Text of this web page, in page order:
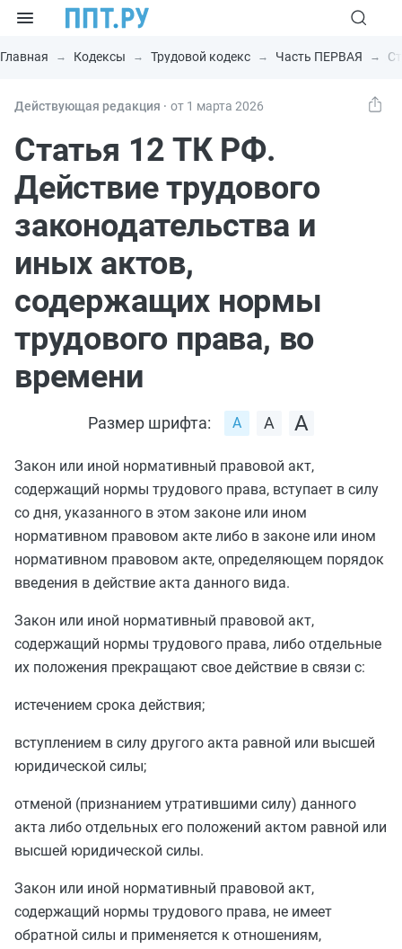
Главная Кодексы Трудовой кодекс Часть ПЕРВАЯ
Действующая редакция ⸱ от 1 марта 2026
Статья 12 ТК РФ.
Действие трудового
законодательства и
иных актов,
содержащих нормы
трудового права, во
времени
Размер шрифта:
Закон или иной нормативный правовой акт,
содержащий нормы трудового права, вступает в силу
со дня, указанного в этом законе или ином
нормативном правовом акте либо в законе или ином
нормативном правовом акте, определяющем порядок
введения в действие акта данного вида.
Закон или иной нормативный правовой акт,
содержащий нормы трудового права, либо отдельные
их положения прекращают свое действие в связи с:
истечением срока действия;
вступлением в силу другого акта равной или высшей
юридической силы;
отменой (признанием утратившими силу) данного
акта либо отдельных его положений актом равной или
высшей юридической силы.
Закон или иной нормативный правовой акт,
содержащий нормы трудового права, не имеет
обратной силы и применяется к отношениям,